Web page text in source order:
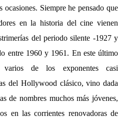
ocasiones. Siempre he pensado que
en la historia del cine vienen
del periodo silente -1927 y
entre 1960 y 1961. En este último
de los exponentes casi
del Hollywood clásico, vino dada
de nombres muchos más jóvenes,
en las corrientes renovadoras de